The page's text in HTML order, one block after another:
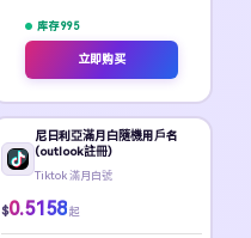
库存 995
立即购买
尼日利亞滿月白隨機用戶名
(outlook註冊)
Tiktok 滿月白號
$0.5158 起